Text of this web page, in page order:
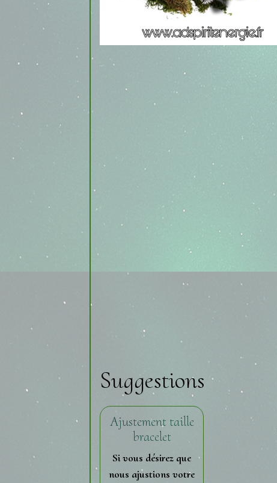
Suggestions
Ajustement taille
bracelet
Si vous désirez que
nous ajustions votre